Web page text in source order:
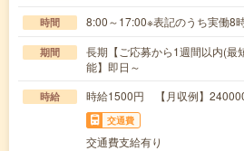
時間 8:00～17:00※表記のうち実働8時
期間
長期【ご応募から1週間以内(最
能】即日～
時給 時給1500円 【月収例】
交通費
交通費支給有り